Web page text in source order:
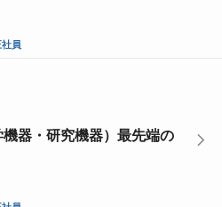
社員
機器・研究機器）最先端の